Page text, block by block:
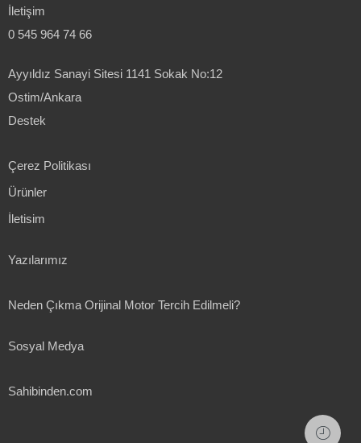
İletişim
0 545 964 74 66
Ayyıldız Sanayi Sitesi 1141 Sokak No:12
Ostim/Ankara
Destek
Çerez Politikası
Ürünler
İletisim
Yazılarımız
Neden Çıkma Orijinal Motor Tercih Edilmeli?
Sosyal Medya
Sahibinden.com